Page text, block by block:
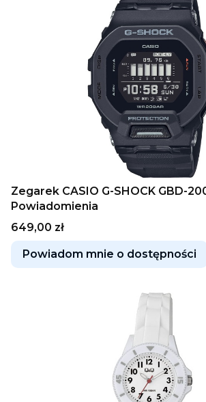
Zegarek CASIO G-SHOCK GBD-
Powiadomienia
Cena
649,00 zł
Powiadom mnie o dostępności